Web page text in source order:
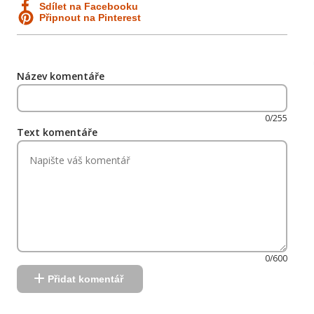
Sdílet na Facebooku
Připnout na Pinterest
Název komentáře
0/255
Text komentáře
0/600
Přidat komentář